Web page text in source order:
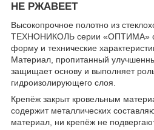
НЕ РЖАВЕЕТ
Высокопрочное полотно из
ТЕХНОНИКОЛЬ серии «ОПТИМА»
форму и технические
Материал, пропитанный
защищает основу и выполняет
гидроизолирующего слоя.
Крепёж закрыт кровельным
содержит металлических
материал, ни крепёж не